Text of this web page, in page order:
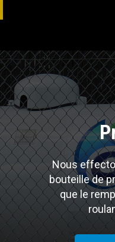
Nous
bouteille de
que le